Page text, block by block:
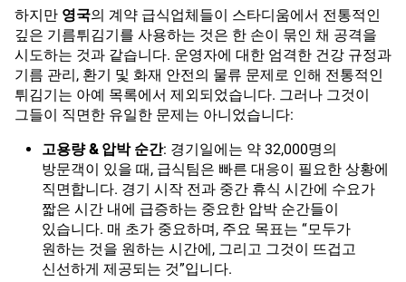
하지만 영국의 계약 급식업체들이 스타디움에서 전통적인
깊은 기름튀김기를 사용하는 것은 한 손이 묶인 채 공격을
시도하는 것과 같습니다. 운영자에 대한 엄격한 건강 규정과
기름 관리, 환기 및 화재 안전의 물류 문제로 인해 전통적인
튀김기는 아예 목록에서 제외되었습니다. 그러나 그것이
그들이 직면한 유일한 문제는 아니었습니다:
고용량 & 압박 순간: 경기일에는 약 32,000명의
방문객이 있을 때, 급식팀은 빠른 대응이 필요한 상황에
직면합니다. 경기 시작 전과 중간 휴식 시간에 수요가
짧은 시간 내에 급증하는 중요한 압박 순간들이
있습니다. 매 초가 중요하며, 주요 목표는 “모두가
원하는 것을 원하는 시간에, 그리고 그것이 뜨겁고
신선하게 제공되는 것”입니다.